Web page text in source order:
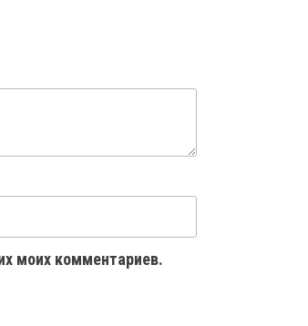
моих комментариев.